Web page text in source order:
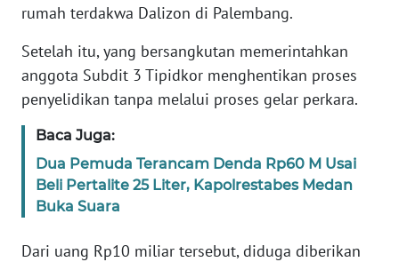
rumah terdakwa Dalizon di Palembang.
Setelah itu, yang bersangkutan memerintahkan
anggota Subdit 3 Tipidkor menghentikan proses
penyelidikan tanpa melalui proses gelar perkara.
Baca Juga:
Dua Pemuda Terancam Denda Rp60 M Usai
Beli Pertalite 25 Liter, Kapolrestabes Medan
Buka Suara
Dari uang Rp10 miliar tersebut, diduga diberikan
Wahana
Regional
WN
WN
JAKARTA
JABAR